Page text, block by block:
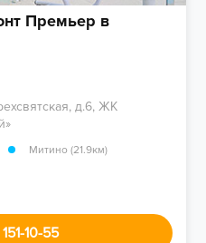
Премьер в
д.6, ЖК
Митино (21.9км)
10-55